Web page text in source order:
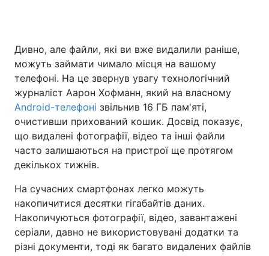
Дивно, але файли, які ви вже видалили раніше,
можуть займати чимало місця на вашому
телефоні. На це звернув увагу технологічний
журналіст Аарон Хофманн, який на власному
Android-телефоні звільнив 16 ГБ пам'яті,
очистивши прихований кошик. Досвід показує,
що видалені фотографії, відео та інші файли
часто залишаються на пристрої ще протягом
декількох тижнів.
На сучасних смартфонах легко можуть
накопичитися десятки гігабайтів даних.
Накопичуються фотографії, відео, завантажені
серіали, давно не використовувані додатки та
різні документи, тоді як багато видалених файлів